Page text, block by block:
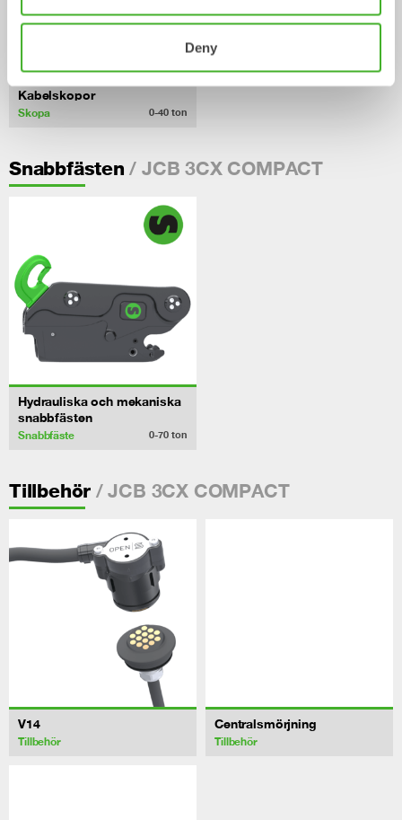
Deny
Kabelskopor
Skopa 0-40 ton
Snabbfästen / JCB 3CX COMPACT
Hydrauliska och mekaniska
snabbfästen
Snabbfäste 0-70 ton
Tillbehör / JCB 3CX COMPACT
V14
Tillbehör
Centralsmörjning
Tillbehör